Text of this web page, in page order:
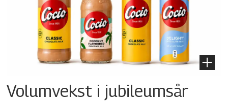
Volumvekst i jubileumsår